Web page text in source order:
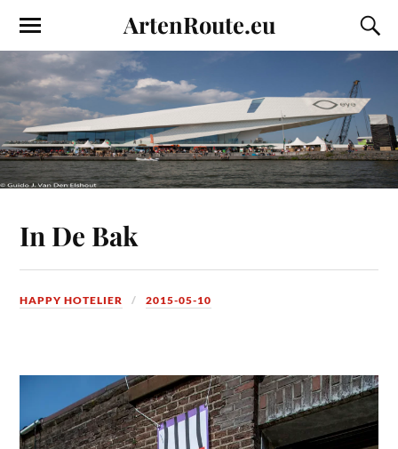
ArtenRoute.eu
In De Bak
HAPPY HOTELIER 2015-05-10